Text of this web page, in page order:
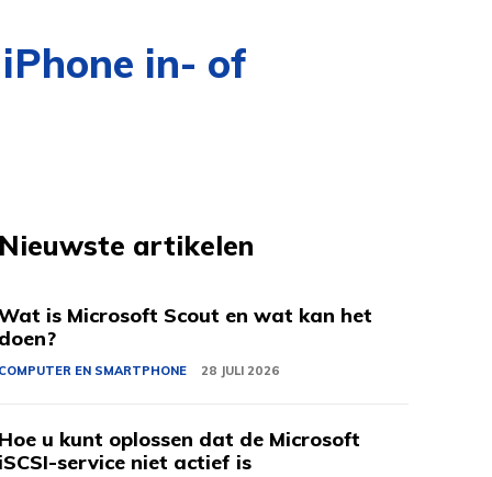
in- of
Nieuwste artikelen
is Microsoft Scout en wat kan het
doen?
COMPUTER EN SMARTPHONE 28 JULI 2026
Hoe u kunt oplossen dat de Microsoft
iSCSI-service niet actief is